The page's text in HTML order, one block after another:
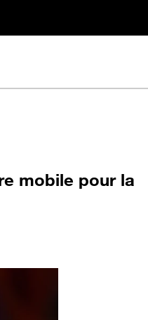
mobile pour la